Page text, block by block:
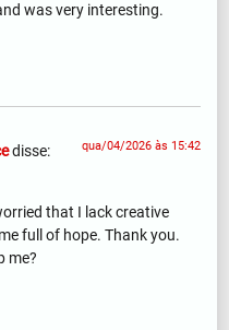
was very interesting.
disse: qua/04/2026 às 15:42
that I lack creative
full of hope. Thank you.
me?